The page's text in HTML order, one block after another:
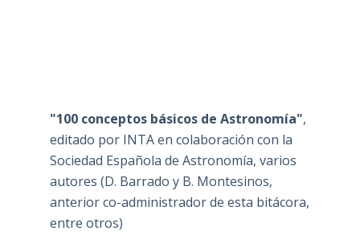
"100 conceptos básicos de Astronomía",
editado por INTA en colaboración con la
Sociedad Española de Astronomía, varios
autores (D. Barrado y B. Montesinos,
anterior co-administrador de esta bitácora,
entre otros)